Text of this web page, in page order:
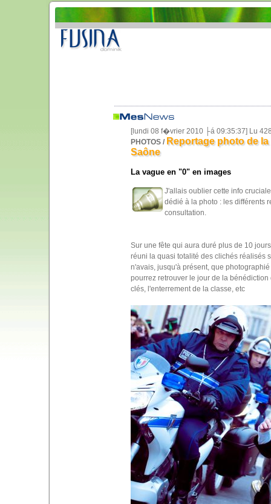
[lundi 08 f�vrier 2010 ├á 09:35:37] Lu
PHOTOS / Reportage photo de
Saône
La vague en "0" en images
J'allais oublier cette info
dédié à la photo : les différents
consultation.
Sur une fête qui aura duré plus de 10
réuni la quasi totalité des clichés réalisés
n'avais, jusqu'à présent, que
pourrez retrouver le jour de la
clés, l'enterrement de la classe, etc